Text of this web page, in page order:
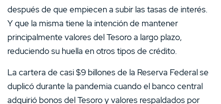
después de que empiecen a subir las tasas de interés.
Y que la misma tiene la intención de mantener
principalmente valores del Tesoro a largo plazo,
reduciendo su huella en otros tipos de crédito.
La cartera de casi $9 billones de la Reserva Federal se
duplicó durante la pandemia cuando el banco central
adquirió bonos del Tesoro y valores respaldados por